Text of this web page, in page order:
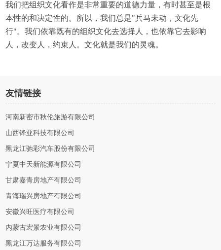
我们把组织文化看作是非常重要的道德力量，有时甚至是根
本性的和决定性的。所以，我们总是"兵马未动，文化先
行"。我们依靠既有的组织文化去选择人，也依靠它去影响
人，改变人，约束人。文化就是我们的灵魂。
友情链接
河南新密市秋伦旅游有限公司
山西锋亚科技有限公司
黑龙江驰彩汽车股份有限公司
宁夏中天新能源有限公司
甘肃嘉青房地产有限公司
青海瑞兴房地产有限公司
安徽兴旺医疗有限公司
内蒙古宏景农业有限公司
黑龙江万达服务有限公司